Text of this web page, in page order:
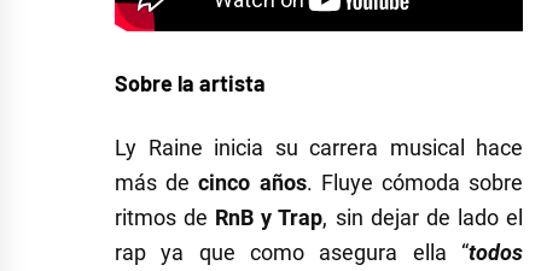
Sobre la artista
Ly Raine inicia su carrera musical hace
más de cinco años. Fluye cómoda sobre
ritmos de RnB y Trap, sin dejar de lado el
rap ya que como asegura ella “todos